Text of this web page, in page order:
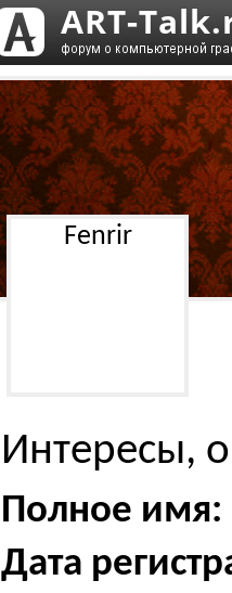
Fenrir
Интересы,
Полное имя:
Дата